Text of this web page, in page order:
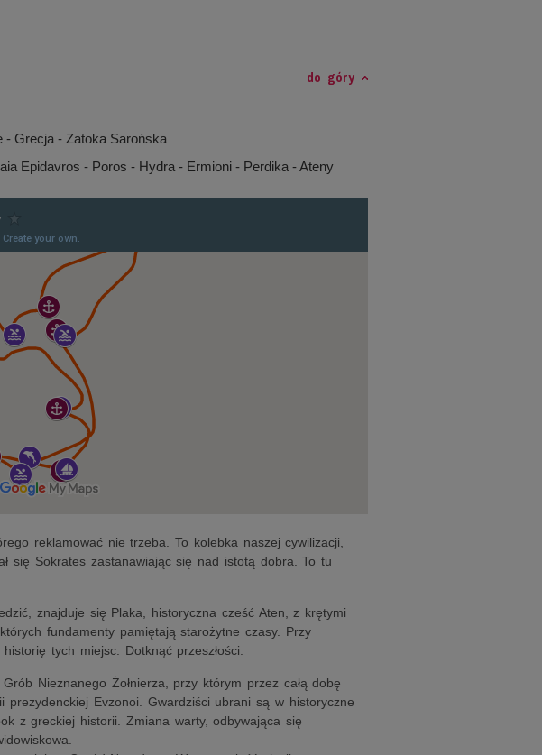
do góry
‐ Grecja - Zatoka Sarońska
Epidavros - Poros - Hydra - Ermioni - Perdika - Ateny
reklamować nie trzeba. To kolebka naszej cywilizacji,
się Sokrates zastanawiając się nad istotą dobra. To tu
znajduje się Plaka, historyczna cześć Aten, z krętymi
fundamenty pamiętają starożytne czasy. Przy
tych miejsc. Dotknąć przeszłości.
Nieznanego Żołnierza, przy którym przez całą dobę
prezydenckiej Evzonoi. Gwardziści ubrani są w historyczne
z greckiej historii. Zmiana warty, odbywająca się